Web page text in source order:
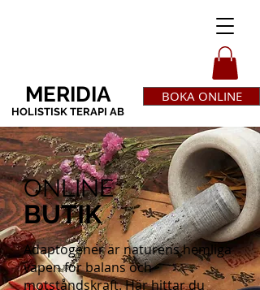
BOKA ONLINE
MERIDIA
HOLISTISK TERAPI AB
ONLINE
BUTIK
Adaptogener är naturens hemliga
vapen för balans och
motståndskraft. Här hittar du